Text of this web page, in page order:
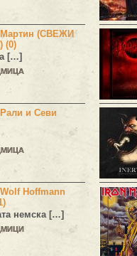
(СВЕЖИ
(0)
[…]
и Севи
Hoffmann
немска […]